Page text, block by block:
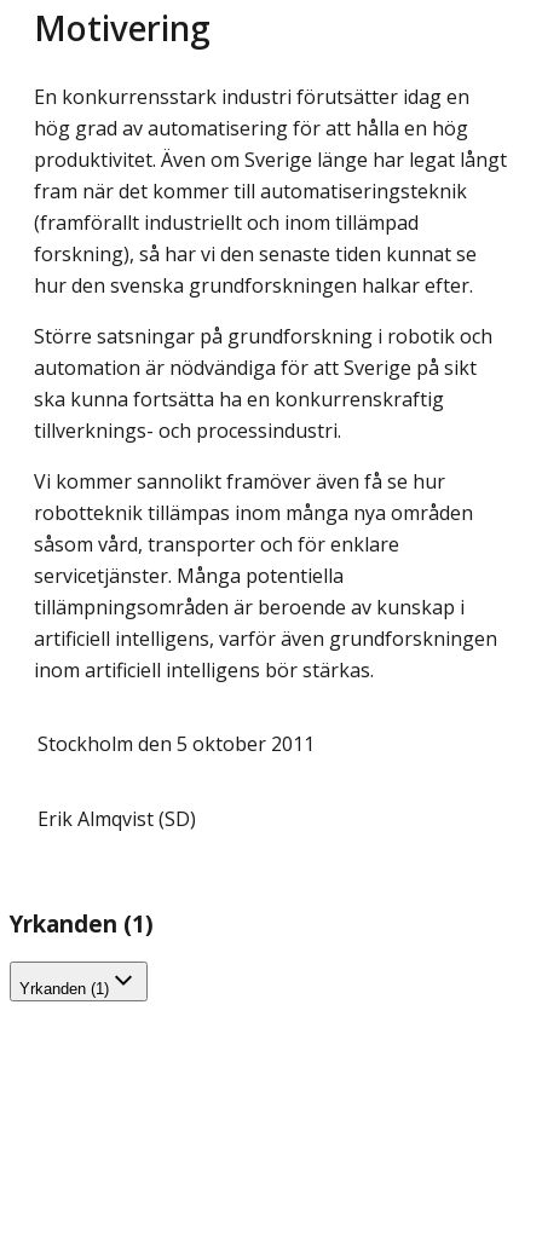
Motivering
En konkurrensstark industri förutsätter idag en
hög grad av automatisering för att hålla en hög
produktivitet. Även om Sverige länge har legat långt
fram när det kommer till automatiseringsteknik
(framförallt industriellt och inom tillämpad
forskning), så har vi den senaste tiden kunnat se
hur den svenska grundforskningen halkar efter.
Större satsningar på grundforskning i robotik och
automation är nödvändiga för att Sverige på sikt
ska kunna fortsätta ha en konkurrenskraftig
tillverknings- och processindustri.
Vi kommer sannolikt framöver även få se hur
robotteknik tillämpas inom många nya områden
såsom vård, transporter och för enklare
servicetjänster. Många potentiella
tillämpningsområden är beroende av kunskap i
artificiell intelligens, varför även grundforskningen
inom artificiell intelligens bör stärkas.
Stockholm den 5 oktober 2011
Erik Almqvist (SD)
Yrkanden (1)
Yrkanden (1)